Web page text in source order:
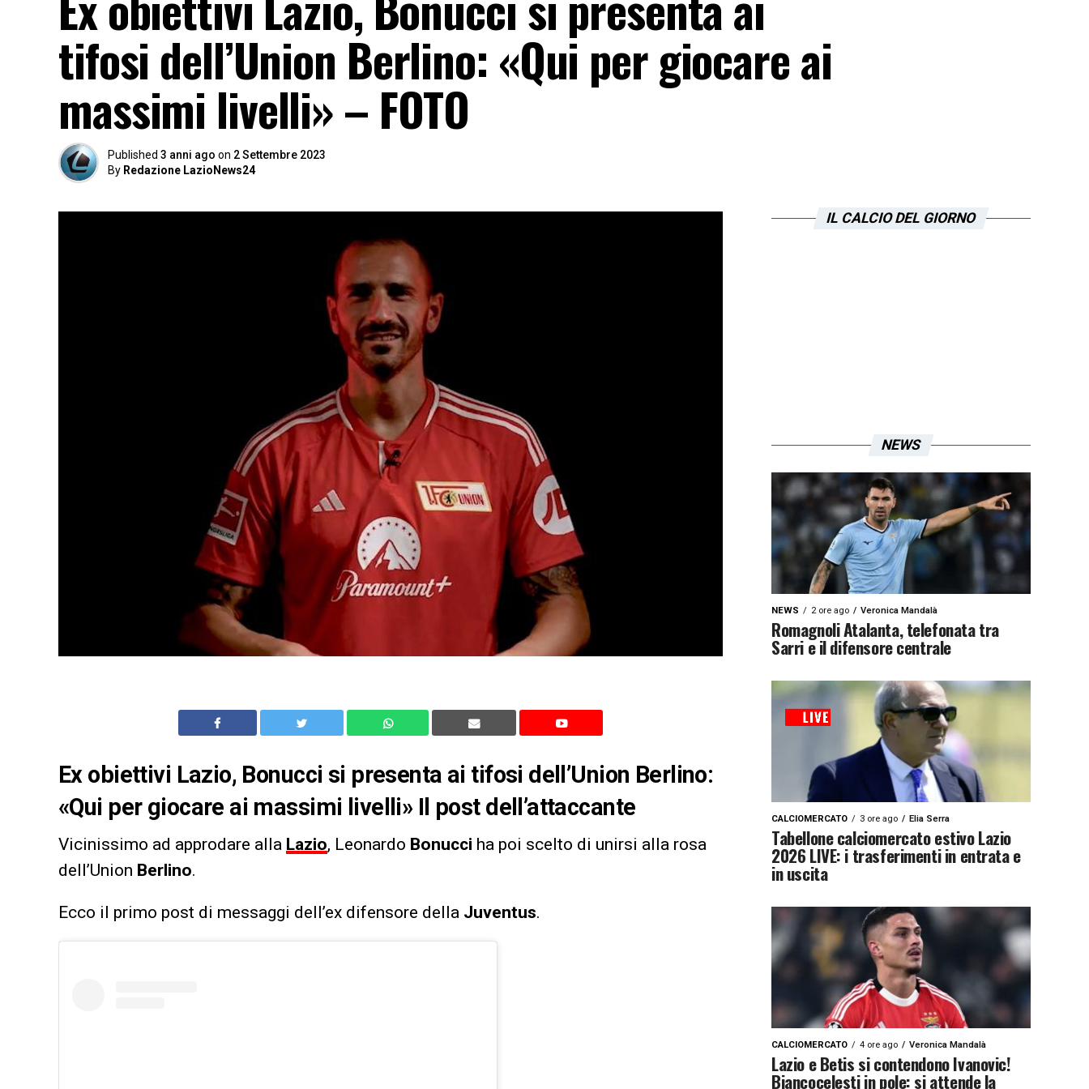
tifosi dell’Union Berlino: «Qui per giocare ai
massimi livelli» – FOTO
Published 3 anni ago on 2 Settembre 2023
By Redazione LazioNews24
Ex obiettivi Lazio, Bonucci si presenta ai tifosi dell’Union Berlino:
«Qui per giocare ai massimi livelli» Il post dell’attaccante
Vicinissimo ad approdare alla Lazio, Leonardo Bonucci ha poi scelto di unirsi alla rosa
dell’Union Berlino.
Ecco il primo post di messaggi dell’ex difensore della Juventus.
IL CALCIO DEL GIORNO
NEWS
NEWS 2 ore ago Veronica Mandalà
Romagnoli Atalanta, telefonata tra
Sarri e il difensore centrale
CALCIOMERCATO 3 ore ago Elia Serra
Tabellone calciomercato estivo Lazio
2026 LIVE: i trasferimenti in entrata e
in uscita
CALCIOMERCATO 4 ore ago Veronica Mandalà
Lazio e Betis si contendono Ivanovic!
Biancocelesti in pole: si attende la